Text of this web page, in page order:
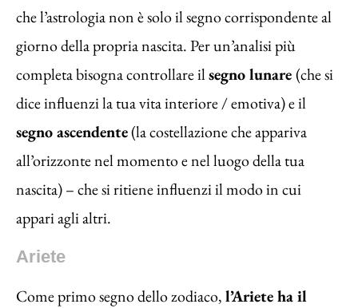
che l’astrologia non è solo il segno corrispondente al
giorno della propria nascita. Per un’analisi più
completa bisogna controllare ilsegno lunare(che si
dice influenzi la tua vita interiore / emotiva) e il
segno ascendente(la costellazione che appariva
all’orizzonte nel momento e nel luogo della tua
nascita) – che si ritiene influenzi il modo in cui
appari agli altri.
Ariete
Come primo segno dello zodiaco,l’Ariete ha il